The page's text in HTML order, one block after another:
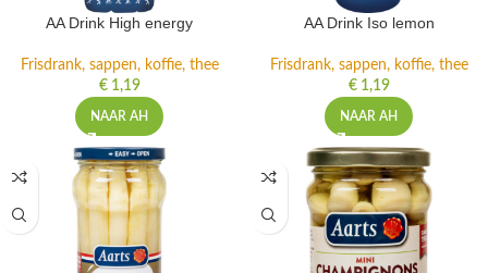
AA Drink High energy
Frisdrank, sappen, koffie, thee
€1,19
NAAR AH
AA Drink Iso lemon
Frisdrank, sappen, koffie, thee
€1,19
NAAR AH